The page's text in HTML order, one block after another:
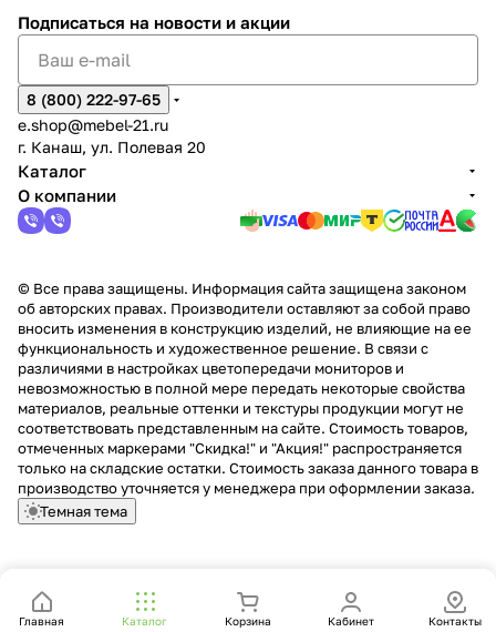
Главная Каталог Корзина Кабинет Контакты
Подписаться на новости и акции
8 (800) 222-97-65
e.shop@mebel-21.ru
г. Канаш, ул. Полевая 20
Каталог
О компании
© Все права защищены. Информация сайта защищена законом
об авторских правах. Производители оставляют за собой право
вносить изменения в конструкцию изделий, не влияющие на ее
функциональность и художественное решение. В связи с
различиями в настройках цветопередачи мониторов и
невозможностью в полной мере передать некоторые свойства
материалов, реальные оттенки и текстуры продукции могут не
соответствовать представленным на сайте. Стоимость товаров,
отмеченных маркерами "Скидка!" и "Акция!" распространяется
только на складские остатки. Стоимость заказа данного товара в
производство уточняется у менеджера при оформлении заказа.
Темная тема